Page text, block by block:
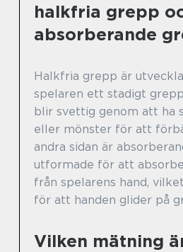
halkfria grepp
absorberande
Halkfria grepp är
spelaren ett stadigt
blir svettig genom att ha
eller mönster för att
andra sidan är
utformade för att
från spelarens hand,
för att handen glider på
Vilken mätning